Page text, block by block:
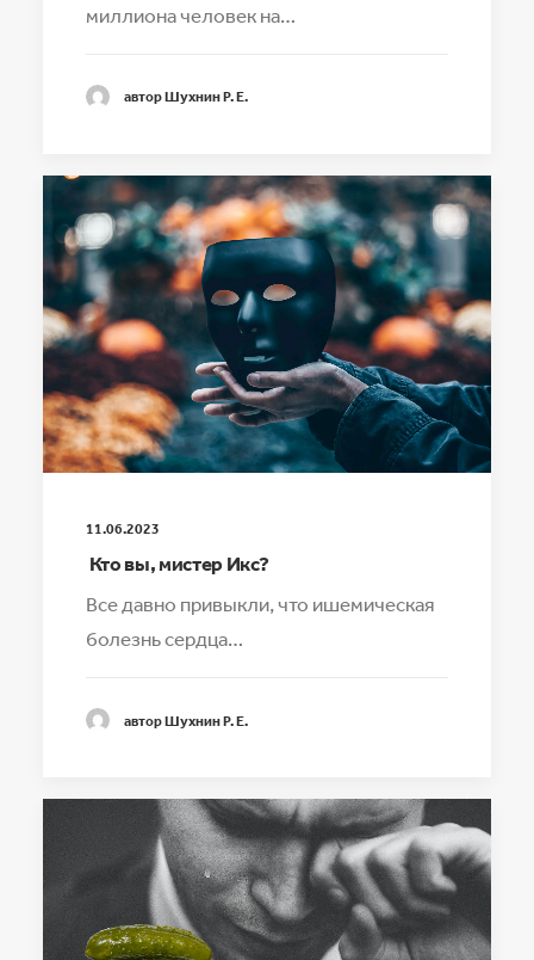
миллиона человек на…
автор Шухнин Р. Е.
11.06.2023
Кто вы, мистер Икс?
Все давно привыкли, что ишемическая
болезнь сердца…
автор Шухнин Р. Е.